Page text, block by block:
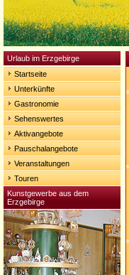
Urlaub im Erzgebirge
Startseite
Unterkünfte
Gastronomie
Sehenswertes
Aktivangebote
Pauschalangebote
Veranstaltungen
Touren
Kunstgewerbe aus dem
Erzgebirge